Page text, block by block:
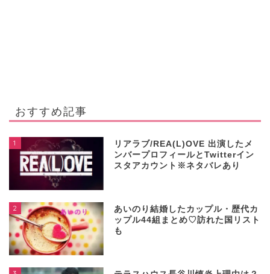
おすすめ記事
1
リアラブ/REA(L)OVE 出演したメ
ンバープロフィールとTwitterイン
スタアカウント※ネタバレあり
2
あいのり結婚したカップル・歴代カ
ップル44組まとめ♡訪れた国リスト
も